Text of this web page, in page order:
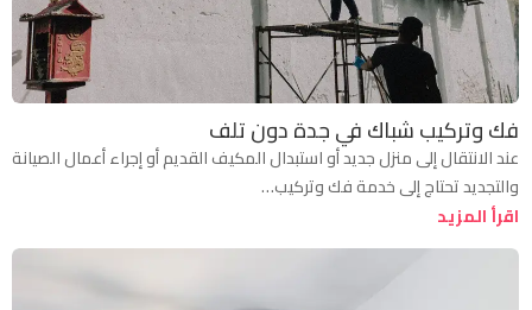
فك وتركيب شباك في جدة دون تلف
عند الانتقال إلى منزل جديد أو استبدال المكيف القديم أو إجراء أعمال الصيانة
والتجديد تحتاج إلى خدمة فك وتركيب…
اقرأ المزيد